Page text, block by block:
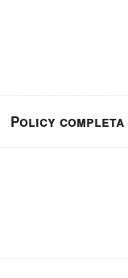
Policy completa